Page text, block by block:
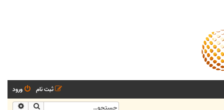
ورود
ثبت نام
جستجو